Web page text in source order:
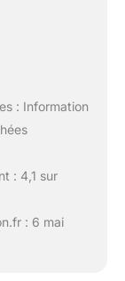
: Information
: 4,1 sur
: 6 mai